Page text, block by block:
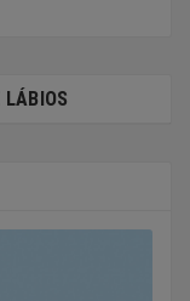
LÁBIOS